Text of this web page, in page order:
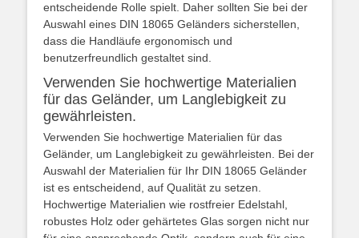
entscheidende Rolle spielt. Daher sollten Sie bei der
Auswahl eines DIN 18065 Geländers sicherstellen,
dass die Handläufe ergonomisch und
benutzerfreundlich gestaltet sind.
Verwenden Sie hochwertige Materialien
für das Geländer, um Langlebigkeit zu
gewährleisten.
Verwenden Sie hochwertige Materialien für das
Geländer, um Langlebigkeit zu gewährleisten. Bei der
Auswahl der Materialien für Ihr DIN 18065 Geländer
ist es entscheidend, auf Qualität zu setzen.
Hochwertige Materialien wie rostfreier Edelstahl,
robustes Holz oder gehärtetes Glas sorgen nicht nur